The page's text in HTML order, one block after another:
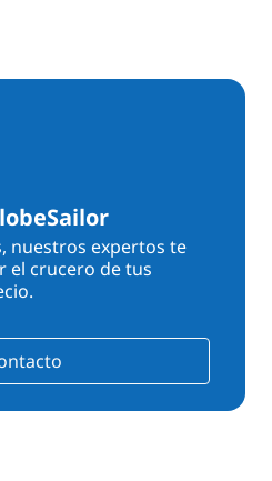
nuestros expertos te
el crucero de tus